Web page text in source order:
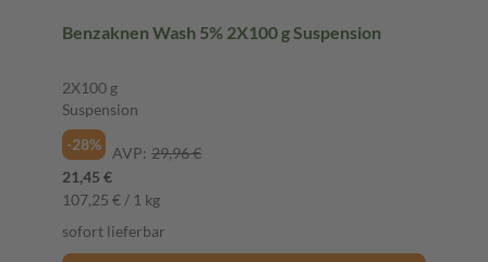
Benzaknen Wash 5% 2X100 g Suspension
2X100 g
Suspension
-28%
AVP: 29,96 €
21,45 €
107,25 € / 1 kg
sofort lieferbar